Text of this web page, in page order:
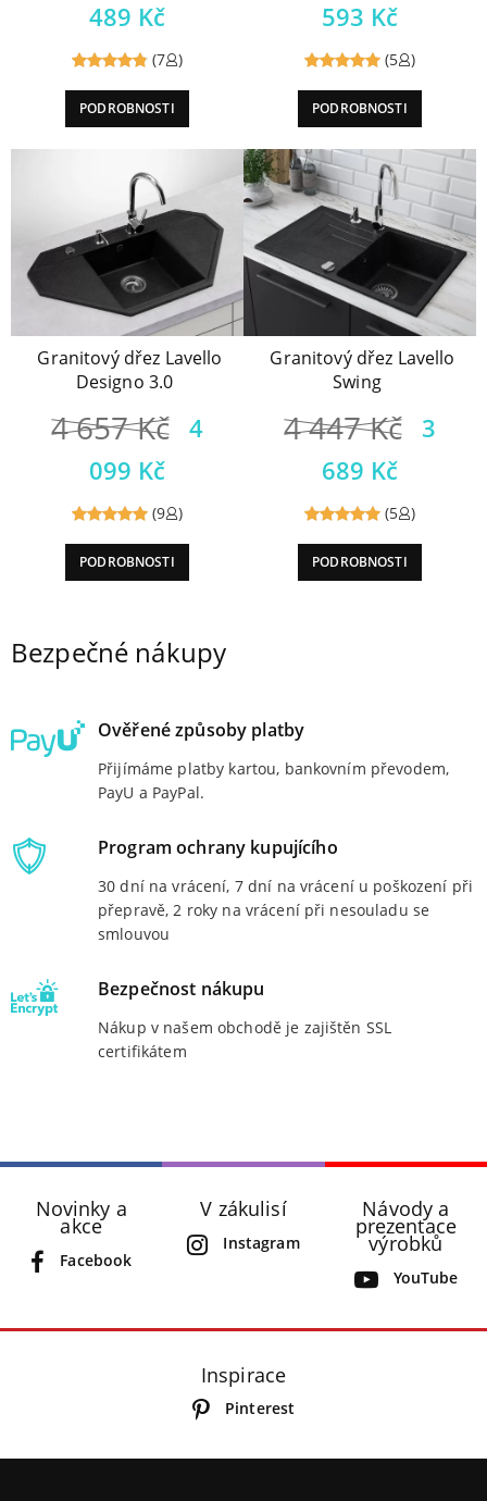
489 Kč
4.86out
(7 )
PODROBNOSTI
593 Kč
out of
(5 )
PODROBNOSTI
Granitový dřez Lavello
Designo 3.0
4 657Kč
4
099 Kč
out of
(9 )
PODROBNOSTI
Granitový dřez Lavello
Swing
4 447Kč
3
689 Kč
out of
(5 )
PODROBNOSTI
Bezpečné nákupy
Ověřené způsoby platby
Přijímáme platby kartou, bankovním převodem,
PayU a PayPal.
Program ochrany kupujícího
30 dní na vrácení, 7 dní na vrácení u poškození při
přepravě, 2 roky na vrácení při nesouladu se
smlouvou
Bezpečnost nákupu
Nákup v našem obchodě je zajištěn SSL
certifikátem
Novinky a
akce
Facebook
V zákulisí
Instagram
Návody a
prezentace
výrobků
YouTube
Inspirace
Pinterest